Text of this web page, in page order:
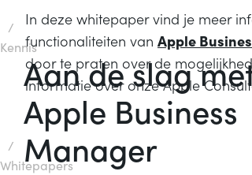
/
Kennis
/
Whitepapers
Aan de slag
Apple Business
Manager
In deze whitepaper vind je meer
functionaliteiten van Apple
door te praten over de
informatie over onze Apple